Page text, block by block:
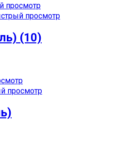
просмотр
просмотр
(10)
просмотр